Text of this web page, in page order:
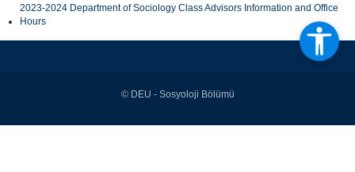
2023-2024 Department of Sociology Class Advisors Information and Office
Hours
© DEU - Sosyoloji Bölümü